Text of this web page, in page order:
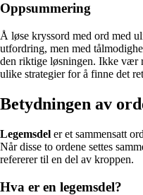
Oppsummering
Å løse kryssord med ord med
utfordring, men med
den riktige løsningen. Ikke vær
ulike strategier for å finne det
Betydningen av
Legemsdel er et sammensatt
Når disse to ordene settes
refererer til en del av kroppen.
Hva er en legemsdel?